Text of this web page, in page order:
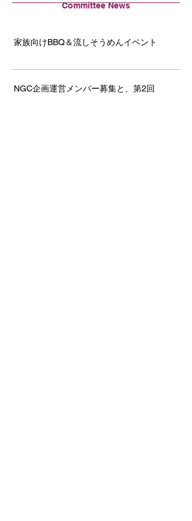
Committee News
家族向けBBQ＆流しそうめんイベント
NGC企画運営メンバー募集と、第2回